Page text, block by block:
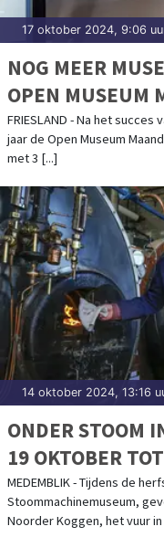
17 oktober 2024, 9:06
NOG MEER
OPEN MUSEUM
FRIESLAND - Na het
jaar de Open Museum
met 3 [...]
14 oktober 2024, 13:16
ONDER STOOM
19 OKTOBER
MEDEMBLIK - Tijdens de
Stoommachinemuseum,
Noorder Koggen, het vuur in